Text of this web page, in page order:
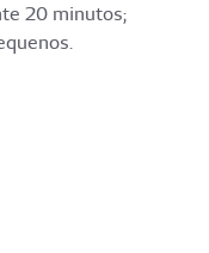
20 minutos;